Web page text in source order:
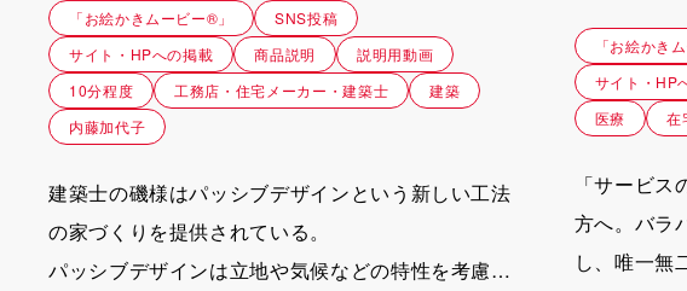
「お絵かきムービー®」
SNS投稿
サイト・HPへの掲載
商品説明
説明用動画
10分程度
工務店・住宅メーカー・建築士
建築
内藤加代子
建築士の磯様はパッシブデザインという新しい工法
の家づくりを提供されている。
パッシブデザインは立地や気候などの特性を考慮し
救急・横
「お絵かき
サイト・HP
医療
在
「サービ
方へ。バラ
し、唯一無